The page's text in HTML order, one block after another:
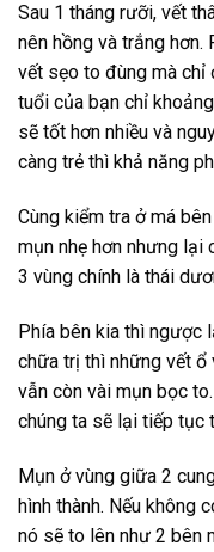
Sau 1 tháng rưỡi, vết
nên hồng và trắng
vết sẹo to đùng mà chỉ
tuổi của bạn chỉ
sẽ tốt hơn nhiều và
càng trẻ thì khả năng
Cùng kiểm tra ở má
mụn nhẹ hơn nhưng lại
3 vùng chính là thái
Phía bên kia thì ngược
chữa trị thì những vết
vẫn còn vài mụn bọc
chúng ta sẽ lại tiếp tục
Mụn ở vùng giữa 2
hình thành. Nếu không
nó sẽ to lên như 2 bên